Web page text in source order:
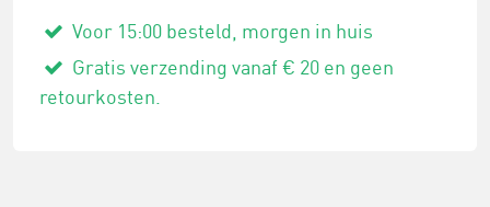
Voor 15:00 besteld, morgen in huis
Gratis verzending vanaf € 20 en geen
retourkosten.